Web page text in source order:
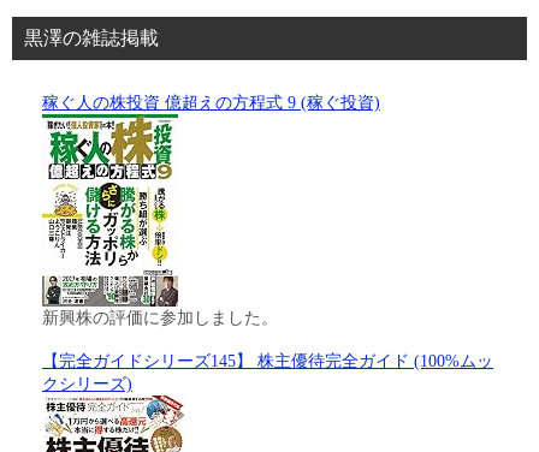
黒澤の雑誌掲載
稼ぐ人の株投資 億超えの方程式 9 (稼ぐ投資)
新興株の評価に参加しました。
【完全ガイドシリーズ145】 株主優待完全ガイド (100%ムッ
クシリーズ)